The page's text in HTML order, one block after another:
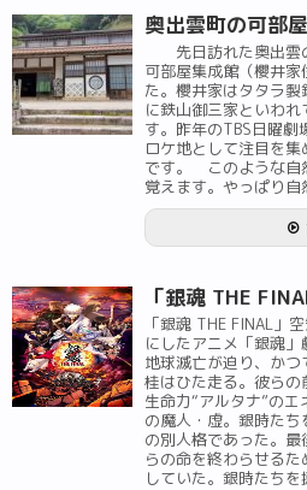
奥出雲町の可部
先日訪れた奥出雲
可部屋集成館（櫻井
た。櫻井家はタタラ
に鉄山御三家といわ
す。昨年のTBS日曜劇
ロケ地として注目を
です。 このような自
覚えます。やっぱり自
「銀魂 THE
「銀魂 THE FINAL」
にしたアニメ「銀魂」
地球滅亡が迫り、かつ
桂はひた走る。彼ら
生命力“アルタナ”の
の魔人・虚。銀時た
の別人格であった。
らの命を終わらせる
していた。銀時たち